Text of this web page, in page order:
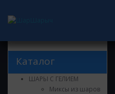
Каталог
ШАРЫ С ГЕЛИЕМ
Миксы из шаров